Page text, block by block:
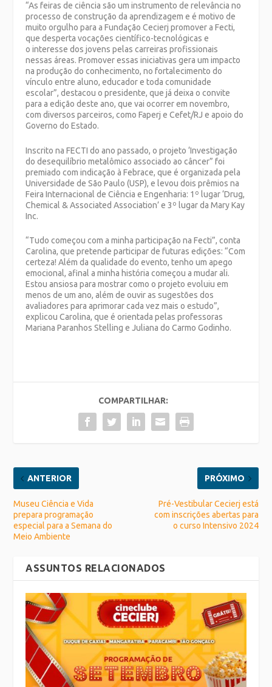
“As feiras de ciência são um instrumento de relevância no
processo de construção da aprendizagem e é motivo de
muito orgulho para a Fundação Cecierj promover a Fecti,
que desperta vocações científico-tecnológicas e
o interesse dos jovens pelas carreiras profissionais
nessas áreas. Promover essas iniciativas gera um impacto
na produção do conhecimento, no fortalecimento do
vínculo entre aluno, educador e toda comunidade
escolar”, destacou o presidente, que já deixa o convite
para a edição deste ano, que vai ocorrer em novembro,
com diversos parceiros, como Faperj e Cefet/RJ e apoio do
Governo do Estado.
Inscrito na FECTI do ano passado, o projeto ‘Investigação
do desequilíbrio metalômico associado ao câncer” foi
premiado com indicação à Febrace, que é organizada pela
Universidade de São Paulo (USP), e levou dois prêmios na
Feira Internacional de Ciência e Engenharia: 1º lugar ‘Drug,
Chemical & Associated Association’ e 3º lugar da Mary Kay
Inc.
“Tudo começou com a minha participação na Fecti”, conta
Carolina, que pretende participar de futuras edições: “Com
certeza! Além da qualidade do evento, tenho um apego
emocional, afinal a minha história começou a mudar ali.
Estou ansiosa para mostrar como o projeto evoluiu em
menos de um ano, além de ouvir as sugestões dos
avaliadores para aprimorar cada vez mais o estudo”,
explicou Carolina, que é orientada pelas professoras
Mariana Paranhos Stelling e Juliana do Carmo Godinho.
COMPARTILHAR:
ANTERIOR
Museu Ciência e Vida
prepara programação
especial para a Semana do
Meio Ambiente
PRÓXIMO
Pré-Vestibular Cecierj está
com inscrições abertas para
o curso Intensivo 2024
ASSUNTOS RELACIONADOS